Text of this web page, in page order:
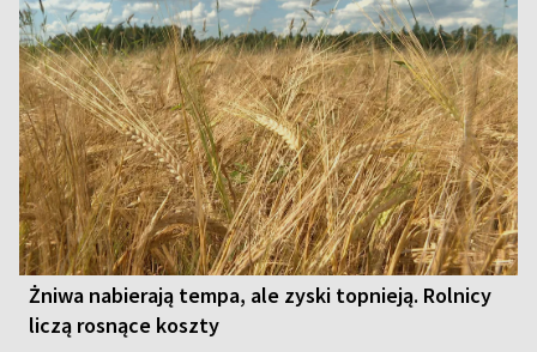
Żniwa nabierają tempa, ale zyski topnieją. Rolnicy
liczą rosnące koszty